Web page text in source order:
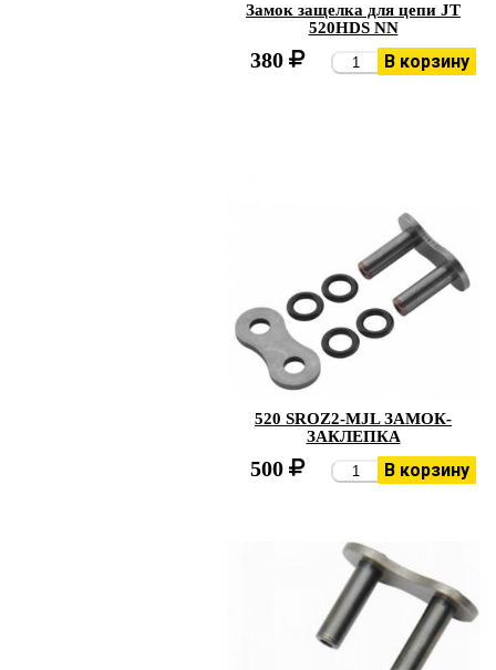
Замок защелка для цепи JT
520HDS NN
380 В корзину
520 SROZ2-MJL ЗАМОК-
ЗАКЛЕПКА
500 В корзину